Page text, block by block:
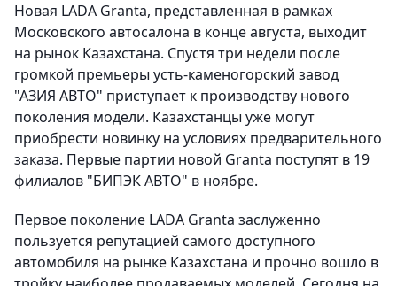
Новая LADA Granta, представленная в рамках
Московского автосалона в конце августа, выходит
на рынок Казахстана. Спустя три недели после
громкой премьеры усть-каменогорский завод
"АЗИЯ АВТО" приступает к производству нового
поколения модели. Казахстанцы уже могут
приобрести новинку на условиях предварительного
заказа. Первые партии новой Granta поступят в 19
филиалов "БИПЭК АВТО" в ноябре.
Первое поколение LADA Granta заслуженно
пользуется репутацией самого доступного
автомобиля на рынке Казахстана и прочно вошло в